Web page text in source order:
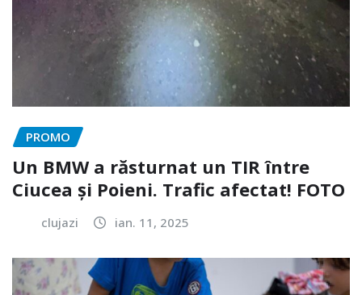
PROMO
Un BMW a răsturnat un TIR între
Ciucea și Poieni. Trafic afectat! FOTO
clujazi ian. 11, 2025